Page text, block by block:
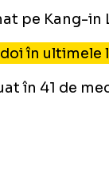
pe Kang-in
în
în 41 de